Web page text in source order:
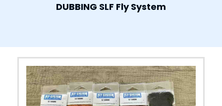
DUBBING SLF Fly System